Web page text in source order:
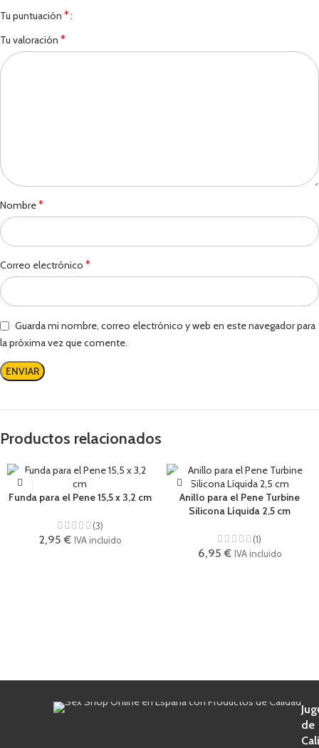
Tu puntuación *
Tu valoración *
Nombre*
Correo electrónico *
Guarda mi nombre, correo electrónico y web en este navegador para
la próxima vez que comente.
Productos relacionados
Funda para el Pene 15,5 x 3,2 cm
(3)
2,95€ IVA incluido
Anillo para el Pene Turbine
Silicona Líquida 2,5 cm
(1)
6,95€ IVA incluido
de